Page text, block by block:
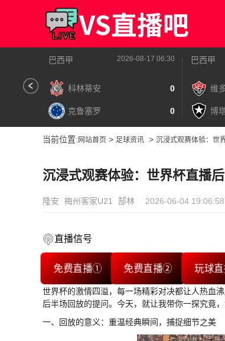
巴西甲 2026-08-17 06:30
科林蒂安 0
克鲁塞罗 0
巴西甲
维
博
当前位置: 网站首页 > 足球资讯 > 沉浸式观赛体验：世
沉浸式观赛体验：世界杯直播
隆安 梅州客家U21 郜林 2026-06-04 19:06:58
直播信号
免费直播① 免费直播② 玩球
世界杯的激情四溢，每一场精彩对决都让人热血
后半场回放的提问。今天，就让我带你一探究竟
一、回放的意义：重温经典瞬间，捕捉细节之美